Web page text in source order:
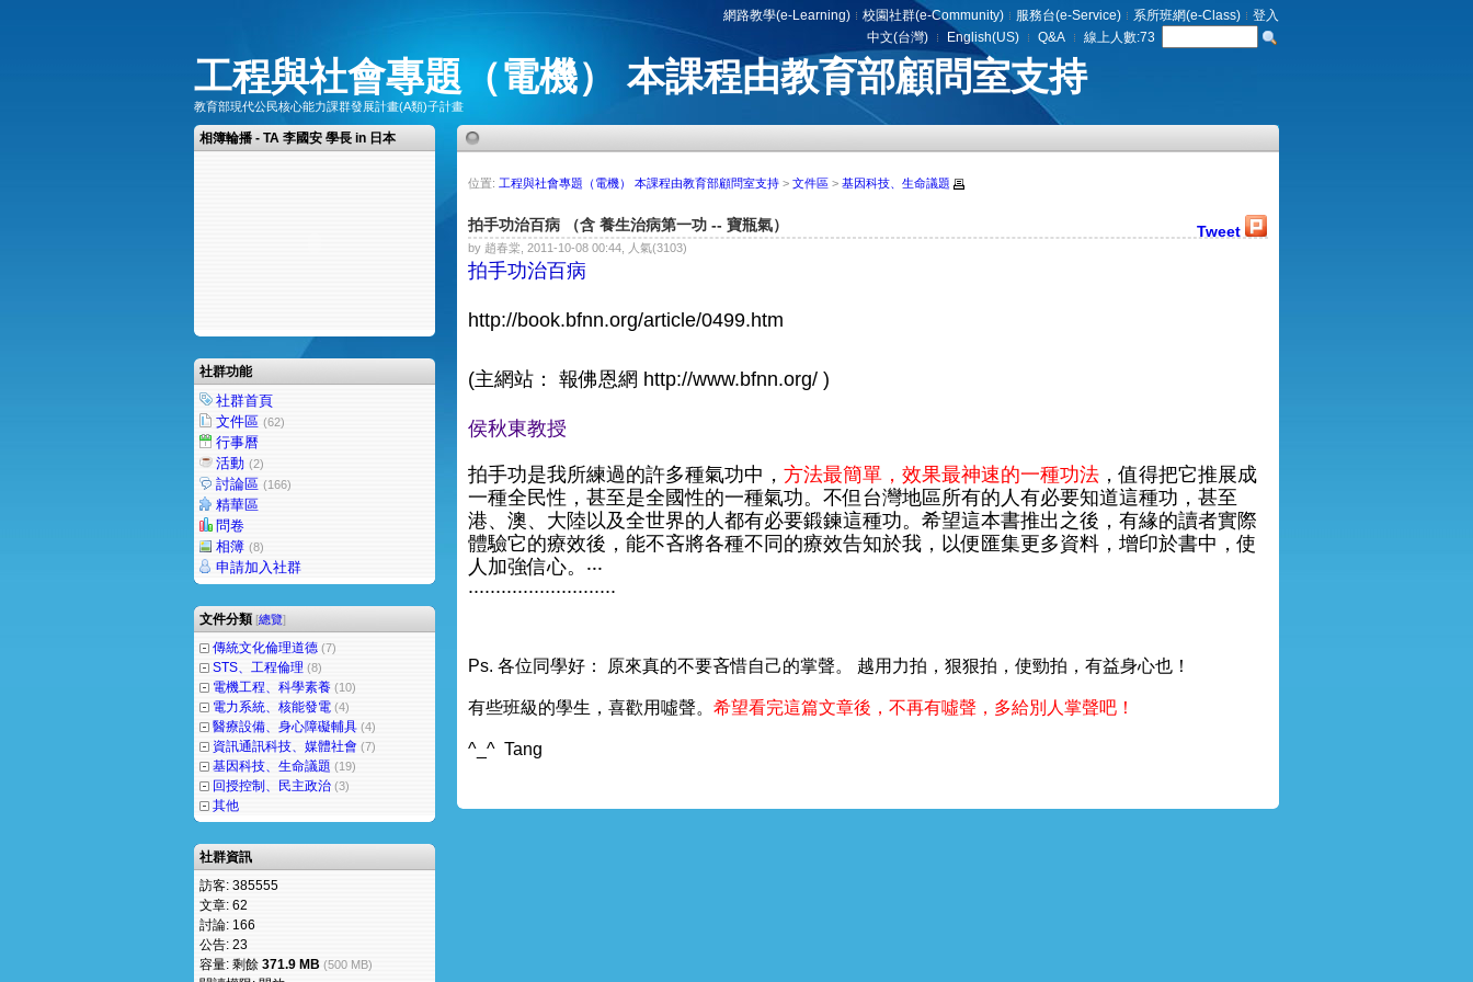
網路教學(e-Learning) 校園社群(e-Community) 服務台(e-Service) 系所班網(e-Class)
登入
中文(台灣)
English(US) Q&A 線上人數:73
工程與社會專題（電機） 本課程由教育部顧問室支持
教育部現代公民核心能力課群發展計畫(A類)子計畫
相簿輪播 - TA 李國安 學長 in 日本
社群功能
社群首頁
文件區 (62)
行事曆
活動 (2)
討論區 (166)
精華區
問卷
相簿 (8)
申請加入社群
文件分類 [總覽]
傳統文化倫理道德 (7)
STS、工程倫理 (8)
電機工程、科學素養 (10)
電力系統、核能發電 (4)
醫療設備、身心障礙輔具 (4)
資訊通訊科技、媒體社會 (7)
基因科技、生命議題 (19)
回授控制、民主政治 (3)
其他
社群資訊
訪客: 385555
文章: 62
討論: 166
公告: 23
容量: 剩餘 371.9 MB (500 MB)
位置: 工程與社會專題（電機） 本課程由教育部顧問室支持 > 文件區 > 基因科技、生命議題
拍手功治百病 （含 養生治病第一功 -- 寶瓶氣） Tweet
by 趙春棠, 2011-10-08 00:44, 人氣(3103)
拍手功治百病
http://book.bfnn.org/article/0499.htm
(主網站： 報佛恩網 http://www.bfnn.org/ )
侯秋東教授
拍手功是我所練過的許多種氣功中， 方法最簡單，效果最神速的一種功法 ，值得把它推展成
一種全民性，甚至是全國性的一種氣功。不但台灣地區所有的人有必要知道這種功，甚至
港、澳、大陸以及全世界的人都有必要鍛鍊這種功。希望這本書推出之後，有緣的讀者實際
體驗它的療效後，能不吝將各種不同的療效告知於我，以便匯集更多資料，增印於書中，使
人加強信心。‧‧‧
...........................
Ps. 各位同學好： 原來真的不要吝惜自己的掌聲。 越用力拍，狠狠拍，使勁拍，有益身心也！
有些班級的學生，喜歡用噓聲。 希望看完這篇文章後，不再有噓聲，多給別人掌聲吧！
^_^ Tang